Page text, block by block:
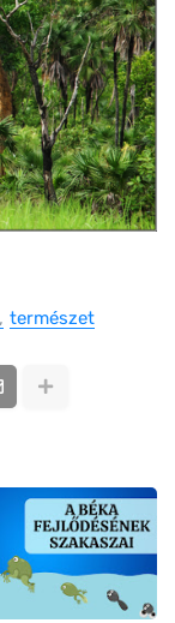
természet